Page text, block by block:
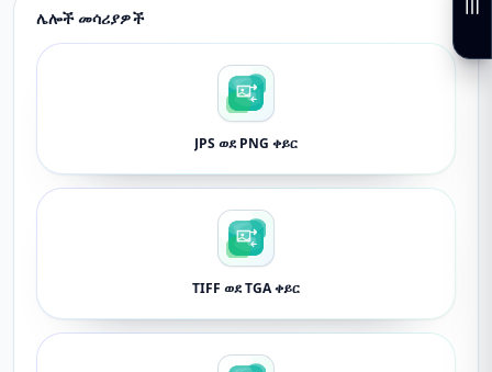
ሌሎች መሳሪያዎች
JPS ወደ PNG ቀይር
TIFF ወደ TGA ቀይር